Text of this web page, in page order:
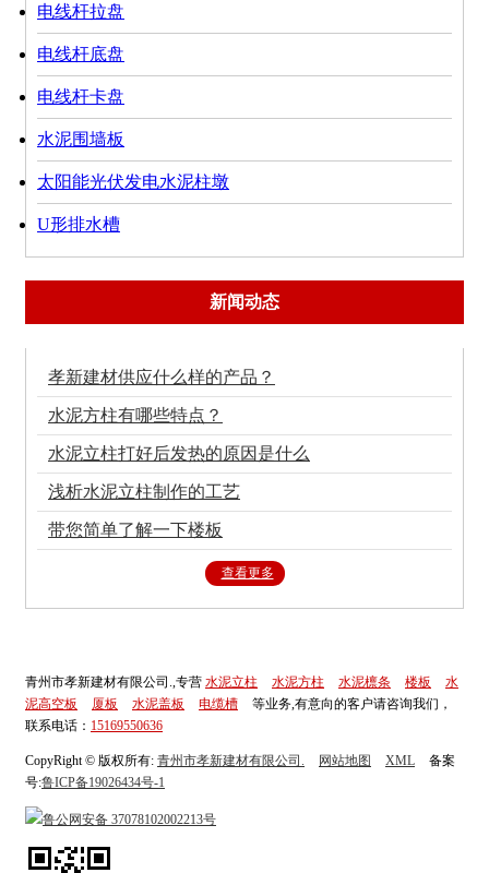
电线杆拉盘
电线杆底盘
电线杆卡盘
水泥围墙板
太阳能光伏发电水泥柱墩
U形排水槽
新闻动态
孝新建材供应什么样的产品？
水泥方柱有哪些特点？
水泥立柱打好后发热的原因是什么
浅析水泥立柱制作的工艺
带您简单了解一下楼板
查看更多
青州市孝新建材有限公司.,专营 水泥立柱 水泥方柱 水泥檩条 楼板
水
泥高空板
厦板 水泥盖板 电缆槽
等业务,有意向的客户请咨询我们，
联系电话： 15169550636
CopyRight © 版权所有: 青州市孝新建材有限公司. 网站地图 XML
备案
号:鲁ICP备19026434号-1
鲁公网安备 37078102002213号